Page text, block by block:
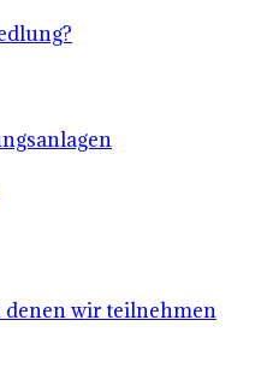
wir teilnehmen